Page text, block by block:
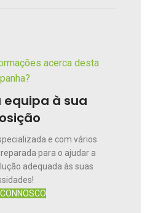
acerca desta
equipa à sua
e com vários
para o ajudar a
adequada às suas